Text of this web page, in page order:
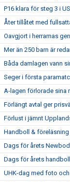
P16 klara för steg 3 i
Åter tillåtet med
Oavgjort i herrarnas
Mer än 250 barn är
Båda damlagen vann
Seger i första
A-lagen förlorade sina
Förlängt avtal ger
Förlust i jämnt
Handboll & föreläsning
Dags för årets
Dags för årets
UHK-dag med foto